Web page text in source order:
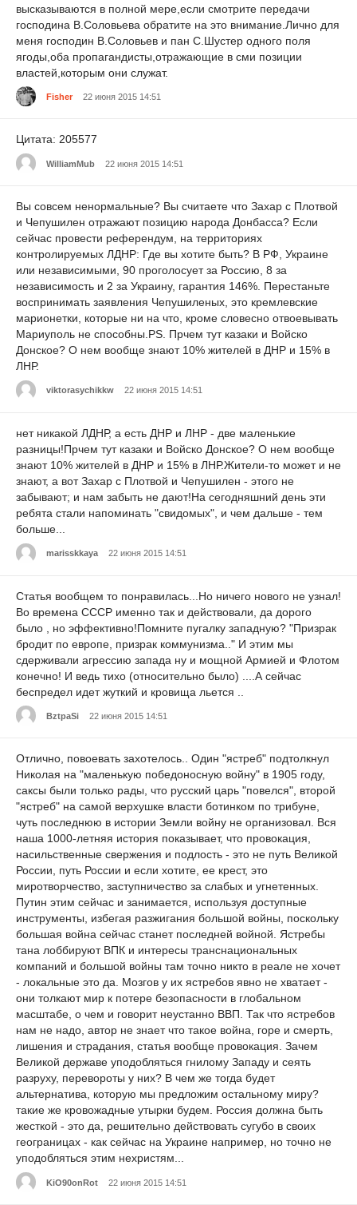
высказываются в полной мере,если смотрите передачи
господина В.Соловьева обратите на это внимание.Лично для
меня господин В.Соловьев и пан С.Шустер одного поля
ягоды,оба пропагандисты,отражающие в сми позиции
властей,которым они служат.
Fisher 22 июня 2015 14:51
Цитата: 205577
WilliamMub 22 июня 2015 14:51
Вы совсем ненормальные? Вы считаете что Захар с Плотвой
и Чепушилен отражают позицию народа Донбасса? Если
сейчас провести референдум, на территориях
контролируемых ЛДНР: Где вы хотите быть? В РФ, Украине
или независимыми, 90 проголосует за Россию, 8 за
независимость и 2 за Украину, гарантия 146%. Перестаньте
воспринимать заявления Чепушиленых, это кремлевские
марионетки, которые ни на что, кроме словесно отвоевывать
Мариуполь не способны.PS. Прчем тут казаки и Войско
Донское? О нем вообще знают 10% жителей в ДНР и 15% в
ЛНР.
viktorasychikkw 22 июня 2015 14:51
нет никакой ЛДНР, а есть ДНР и ЛНР - две маленькие
разницы!Прчем тут казаки и Войско Донское? О нем вообще
знают 10% жителей в ДНР и 15% в ЛНР.Жители-то может и не
знают, а вот Захар с Плотвой и Чепушилен - этого не
забывают; и нам забыть не дают!На сегодняшний день эти
ребята стали напоминать "свидомых", и чем дальше - тем
больше...
marisskkaya 22 июня 2015 14:51
Статья вообщем то понравилась...Но ничего нового не узнал!
Во времена СССР именно так и действовали, да дорого
было , но эффективно!Помните пугалку западную? "Призрак
бродит по европе, призрак коммунизма.." И этим мы
сдерживали агрессию запада ну и мощной Армией и Флотом
конечно! И ведь тихо (относительно было) ....А сейчас
беспредел идет жуткий и кровища льется ..
BztpaSi 22 июня 2015 14:51
Отлично, повоевать захотелось.. Один "ястреб" подтолкнул
Николая на "маленькую победоносную войну" в 1905 году,
саксы были только рады, что русский царь "повелся", второй
"ястреб" на самой верхушке власти ботинком по трибуне,
чуть последнюю в истории Земли войну не организовал. Вся
наша 1000-летняя история показывает, что провокация,
насильственные свержения и подлость - это не путь Великой
России, путь России и если хотите, ее крест, это
миротворчество, заступничество за слабых и угнетенных.
Путин этим сейчас и занимается, используя доступные
инструменты, избегая разжигания большой войны, поскольку
большая война сейчас станет последней войной. Ястребы
тана лоббируют ВПК и интересы транснациональных
компаний и большой войны там точно никто в реале не хочет
- локальные это да. Мозгов у их ястребов явно не хватает -
они толкают мир к потере безопасности в глобальном
масштабе, о чем и говорит неустанно ВВП. Так что ястребов
нам не надо, автор не знает что такое война, горе и смерть,
лишения и страдания, статья вообще провокация. Зачем
Великой державе уподобляться гнилому Западу и сеять
разруху, перевороты у них? В чем же тогда будет
альтернатива, которую мы предложим остальному миру?
такие же кровожадные утырки будем. Россия должна быть
жесткой - это да, решительно действовать сугубо в своих
геограницах - как сейчас на Украине например, но точно не
уподобляться этим нехристям...
KiO90onRot 22 июня 2015 14:51